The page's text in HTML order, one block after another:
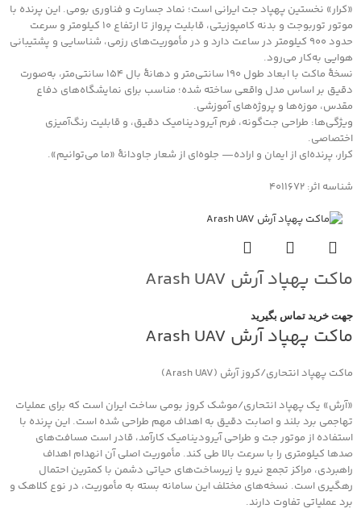
«کرار» نخستین پهپاد جت ایرانی است؛ نماد جسارت و فناوری بومی. این پرنده با
موتور توربوجت و بدنه کامپوزیتی، قابلیت پرواز تا ارتفاع ۱۰ کیلومتر و سرعت
حدود ۹۰۰ کیلومتر در ساعت دارد و در مأموریت‌های رزمی، شناسایی و پشتیبانی
هوایی به‌کار می‌رود.
نسخهٔ ماکت با ابعاد طول 190 سانتی‌متر و دهانهٔ بال 154 سانتی‌متر، به‌صورت
دقیق بر اساس مدل واقعی ساخته شده؛ مناسب برای نمایشگاه‌های دفاع
مقدس، موزه‌ها و پروژه‌های آموزشی.
ویژگی‌ها: طراحی جت‌گونه، فرم آیرودینامیک دقیق، و قابلیت رنگ‌آمیزی
اختصاصی.
کرار، پرنده‌ای از ایمان و اراده— جلوه‌ای از شعار جاودانۀ «ما می‌توانیم».
شناسه اثر: 4011672
ماکت پهپاد آرش Arash UAV
جهت خرید تماس بگیرید
ماکت پهپاد آرش Arash UAV
ماکت پهپاد انتحاری/کروز آرش (Arash UAV)
«آرش» یک پهپاد انتحاری/موشک کروز بومی ساخت ایران است که برای عملیات
تهاجمی برد بلند و اصابت دقیق به اهداف مهم طراحی شده است. این پرنده با
استفاده از موتور جت و طراحی آیرودینامیک کارآمد، قادر است مسافت‌های
صدها کیلومتری را با سرعت بالا طی کند. مأموریت اصلی آن انهدام اهداف
راهبردی، مراکز تجمع نیرو یا زیرساخت‌های حیاتی دشمن با کمترین احتمال
رهگیری است. نسخه‌های مختلف این سامانه بسته به مأموریت، در نوع کلاهک و
برد عملیاتی تفاوت دارند.